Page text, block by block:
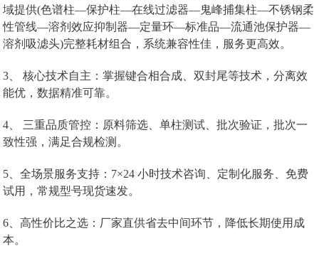
域提供(色谱柱—保护柱—在线过滤器—鬼峰捕集柱—不锈钢柔
性管线—溶剂效应抑制器—定量环—标准品—流通池保护器—
溶剂吸滤头)完整耗材组合，系统兼容性佳，服务更高效。
3、 核心技术自主：掌握键合相合成、双封尾等技术，分离效
能优，数据精准可靠。
4、 三重品质管控：原料筛选、单柱测试、批次验证，批次一
致性强，满足合规检测。
5、全场景服务支持：7×24 小时技术咨询、定制化服务、免费
试用，常规型号现货速发。
6、高性价比之选：厂家直供省去中间环节，降低长期使用成
本。